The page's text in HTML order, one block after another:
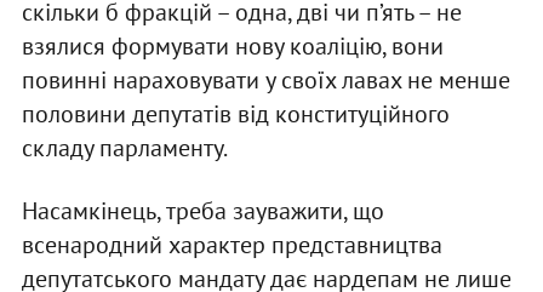
скільки б фракцій – одна, дві чи п’ять – не
взялися формувати нову коаліцію, вони
повинні нараховувати у своїх лавах не менше
половини депутатів від конституційного
складу парламенту.
Насамкінець, треба зауважити, що
всенародний характер представництва
депутатського мандату дає нардепам не лише